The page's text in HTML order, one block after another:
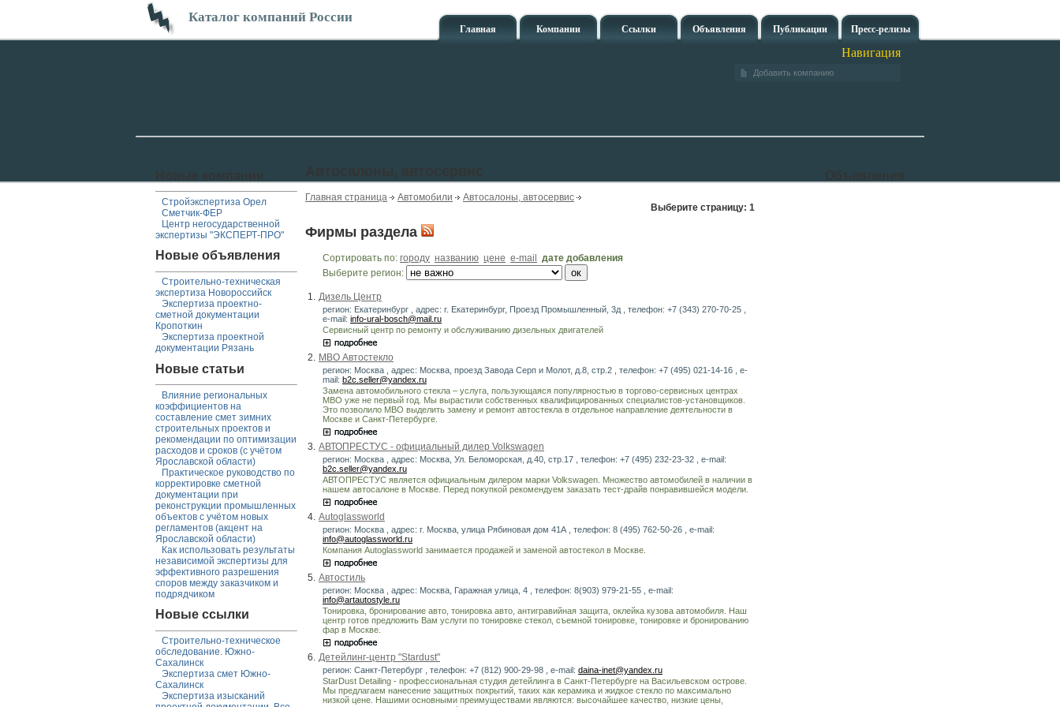
Каталог компаний России
Главная Компании Ссылки Объявления Публикации Пресс-релизы
Навигация
Добавить компанию
Стройэкспертиза Орел
Сметчик-ФЕР
Центр негосударственной
экспертизы "ЭКСПЕРТ-ПРО"
Новые объявления
Строительно-техническая
экспертиза Новороссийск
Экспертиза проектно-
сметной документации
Кропоткин
Экспертиза проектной
документации Рязань
Новые статьи
Влияние региональных
коэффициентов на
составление смет зимних
строительных проектов и
рекомендации по оптимизации
расходов и сроков (с учётом
Ярославской области)
Практическое руководство по
корректировке сметной
документации при
реконструкции промышленных
объектов с учётом новых
регламентов (акцент на
Ярославской области)
Как использовать результаты
независимой экспертизы для
эффективного разрешения
споров между заказчиком и
подрядчиком
Новые ссылки
Строительно-техническое
обследование. Южно-
Сахалинск
Экспертиза смет Южно-
Сахалинск
Экспертиза изысканий
Главная страница Автомобили
Автосалоны, автосервис
Выберите страницу: 1
Фирмы раздела
Сортировать по: городу названию цене e-mail
дате добавления
Выберите регион:
1. Дизель Центр
регион: Екатеринбург , адрес: г. Екатеринбург, Проезд Промышленный, 3д , телефон: +7 (343) 270-70-25 ,
e-mail: info-ural-bosch@mail.ru
Сервисный центр по ремонту и обслуживанию дизельных двигателей
2. МВО Автостекло
регион: Москва , адрес: Москва, проезд Завода Серп и Молот, д.8, стр.2 , телефон: +7 (495) 021-14-16 , e-
mail: b2c.seller@yandex.ru
Замена автомобильного стекла – услуга, пользующаяся популярностью в торгово-сервисных центрах
МВО уже не первый год. Мы вырастили собственных квалифицированных специалистов-установщиков.
Это позволило МВО выделить замену и ремонт автостекла в отдельное направление деятельности в
Москве и Санкт-Петербурге.
3. АВТОПРЕСТУС - официальный дилер Volkswagen
регион: Москва , адрес: Москва, Ул. Беломорская, д.40, стр.17 , телефон: +7 (495) 232-23-32 , e-mail:
b2c.seller@yandex.ru
АВТОПРЕСТУС является официальным дилером марки Volkswagen. Множество автомобилей в наличии в
нашем автосалоне в Москве. Перед покупкой рекомендуем заказать тест-драйв понравившейся модели.
4. Autoglassworld
регион: Москва , адрес: г. Москва, улица Рябиновая дом 41А , телефон: 8 (495) 762-50-26 , e-mail:
info@autoglassworld.ru
Компания Autoglassworld занимается продажей и заменой автостекол в Москве.
5. Автостиль
регион: Москва , адрес: Москва, Гаражная улица, 4 , телефон: 8(903) 979-21-55 , e-mail:
info@artautostyle.ru
Тонировка, бронирование авто, тонировка авто, антигравийная защита, оклейка кузова автомобиля. Наш
центр готов предложить Вам услуги по тонировке стекол, съемной тонировке, тонировке и бронированию
фар в Москве.
6. Детейлинг-центр "Stardust"
регион: Санкт-Петербург , телефон: +7 (812) 900-29-98 , e-mail: daina-inet@yandex.ru
StarDust Detailing - профессиональная студия детейлинга в Санкт-Петербурге на Васильевском острове.
Мы предлагаем нанесение защитных покрытий, таких как керамика и жидкое стекло по максимально
низкой цене. Нашими основными преимуществами являются: высочайшее качество, низкие цены,